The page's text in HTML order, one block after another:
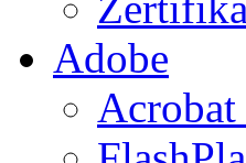
Adobe
Acrobat